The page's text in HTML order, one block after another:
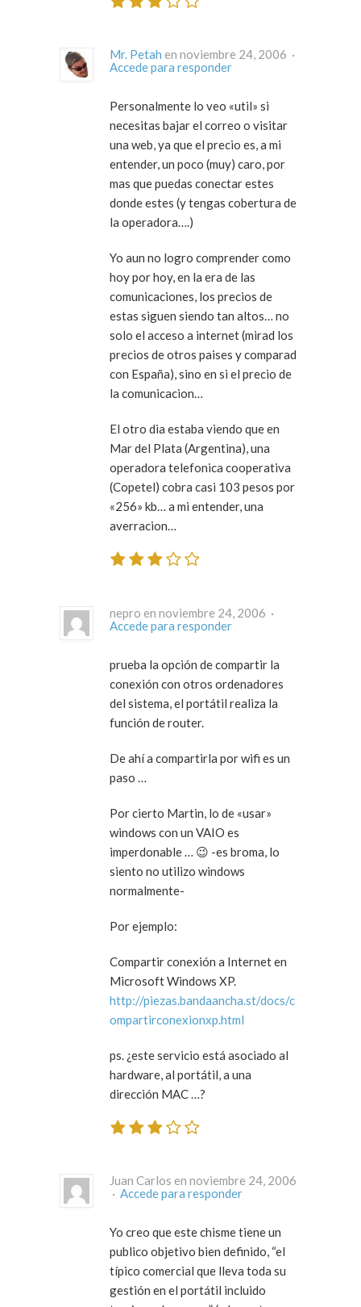
Mr. Petah
en noviembre 24, 2006 ·
Accede para responder
Personalmente lo veo «util» si
necesitas bajar el correo o visitar
una web, ya que el precio es, a mi
entender, un poco (muy) caro, por
mas que puedas conectar estes
donde estes (y tengas cobertura de
la operadora….)
Yo aun no logro comprender como
hoy por hoy, en la era de las
comunicaciones, los precios de
estas siguen siendo tan altos… no
solo el acceso a internet (mirad los
precios de otros paises y comparad
con España), sino en si el precio de
la comunicacion…
El otro dia estaba viendo que en
Mar del Plata (Argentina), una
operadora telefonica cooperativa
(Copetel) cobra casi 103 pesos por
«256» kb… a mi entender, una
averracion…
nepro en noviembre 24, 2006 ·
Accede para responder
prueba la opción de compartir la
conexión con otros ordenadores
del sistema, el portátil realiza la
función de router.
De ahí a compartirla por wifi es un
paso …
Por cierto Martin, lo de «usar»
windows con un VAIO es
imperdonable … 😉 -es broma, lo
siento no utilizo windows
normalmente-
Por ejemplo:
Compartir conexión a Internet en
Microsoft Windows XP.
http://piezas.bandaancha.st/docs/c
ompartirconexionxp.html
ps. ¿este servicio está asociado al
hardware, al portátil, a una
dirección MAC …?
Juan Carlos en noviembre 24, 2006
· Accede para responder
Yo creo que este chisme tiene un
publico objetivo bien definido, “el
típico comercial que lleva toda su
gestión en el portátil incluido